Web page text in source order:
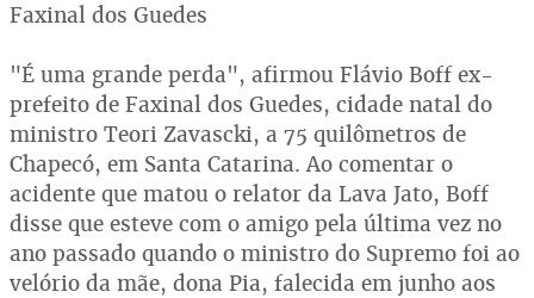
Faxinal dos Guedes
"É uma grande perda", afirmou Flávio Boff ex-
prefeito de Faxinal dos Guedes, cidade natal do
ministro Teori Zavascki, a 75 quilômetros de
Chapecó, em Santa Catarina. Ao comentar o
acidente que matou o relator da Lava Jato, Boff
disse que esteve com o amigo pela última vez no
ano passado quando o ministro do Supremo foi ao
velório da mãe, dona Pia, falecida em junho aos